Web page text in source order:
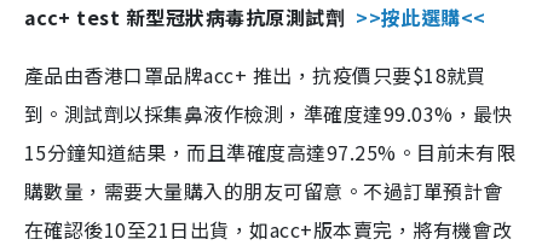
acc+ test 新型冠狀病毒抗原測試劑 >>按此選購<<
產品由香港口罩品牌acc+ 推出，抗疫價只要$18就買
到。測試劑以採集鼻液作檢測，準確度達99.03%，最快
15分鐘知道結果，而且準確度高達97.25%。目前未有限
購數量，需要大量購入的朋友可留意。不過訂單預計會
在確認後10至21日出貨，如acc+版本賣完，將有機會改